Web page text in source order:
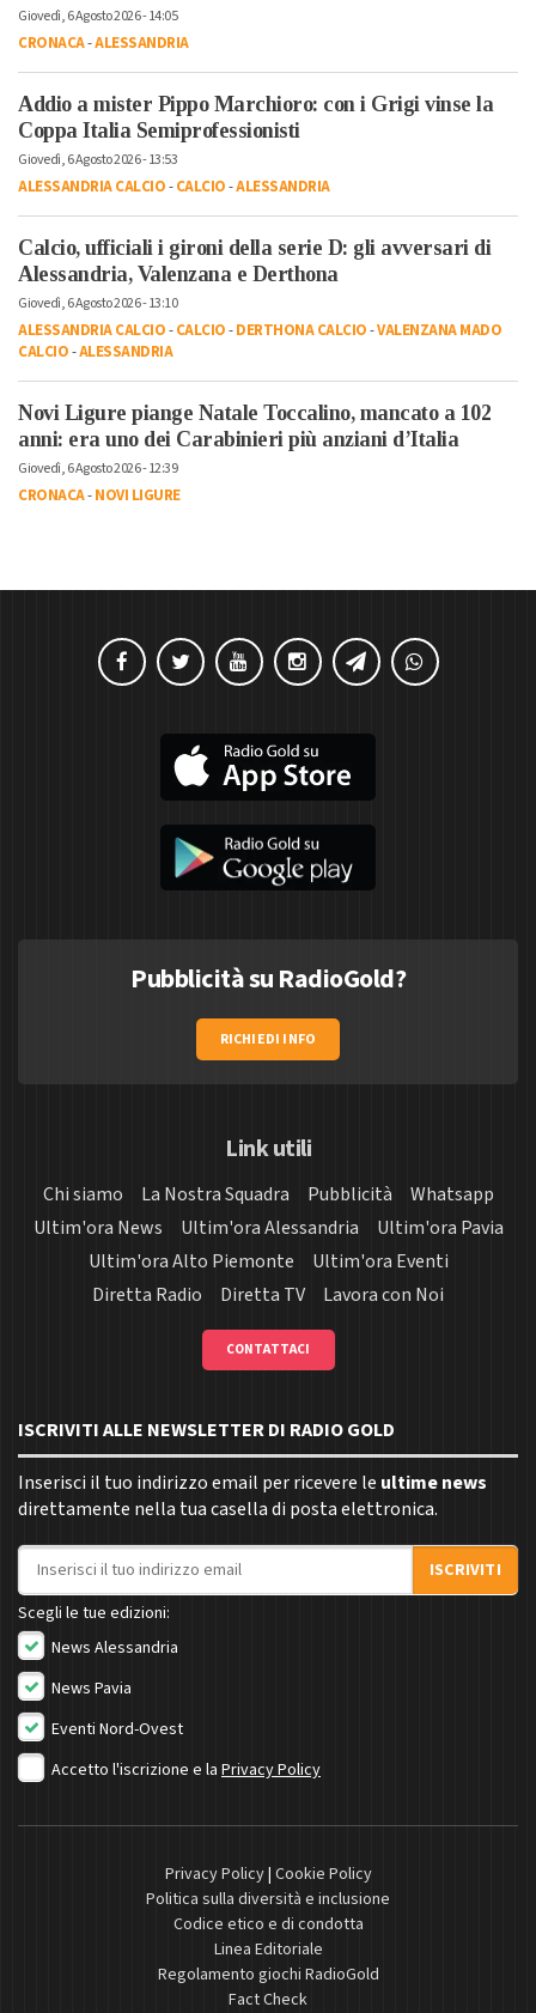
Giovedì, 6 Agosto 2026 - 14:05
CRONACA-ALESSANDRIA
Addio a mister Pippo Marchioro: con i Grigi vinse la
Coppa Italia Semiprofessionisti
Giovedì, 6 Agosto 2026 - 13:53
ALESSANDRIA CALCIO-CALCIO-ALESSANDRIA
Calcio, ufficiali i gironi della serie D: gli avversari di
Alessandria, Valenzana e Derthona
Giovedì, 6 Agosto 2026 - 13:10
ALESSANDRIA CALCIO-CALCIO-DERTHONA CALCIO-VALENZANA MADO
CALCIO-ALESSANDRIA
Novi Ligure piange Natale Toccalino, mancato a 102
anni: era uno dei Carabinieri più anziani d’Italia
Giovedì, 6 Agosto 2026 - 12:39
CRONACA-NOVI LIGURE
Pubblicità su RadioGold?
RICHIEDI INFO
Link utili
Chi siamo La Nostra Squadra Pubblicità
Whatsapp
Ultim'ora News
Ultim'ora Alessandria
Ultim'ora Pavia
Ultim'ora Alto Piemonte
Ultim'ora Eventi
Diretta Radio
Diretta TV Lavora con Noi
CONTATTACI
ISCRIVITI ALLE NEWSLETTER DI RADIO GOLD
Inserisci il tuo indirizzo email per ricevere le ultime news
direttamente nella tua casella di posta elettronica.
Indirizzo email
ISCRIVITI
Scegli le tue edizioni:
News Alessandria
News Pavia
Eventi Nord-Ovest
Accetto l'iscrizione e la Privacy Policy
Privacy Policy| Cookie Policy
Politica sulla diversità e inclusione
Codice etico e di condotta
Linea Editoriale
Regolamento giochi RadioGold
Fact Check